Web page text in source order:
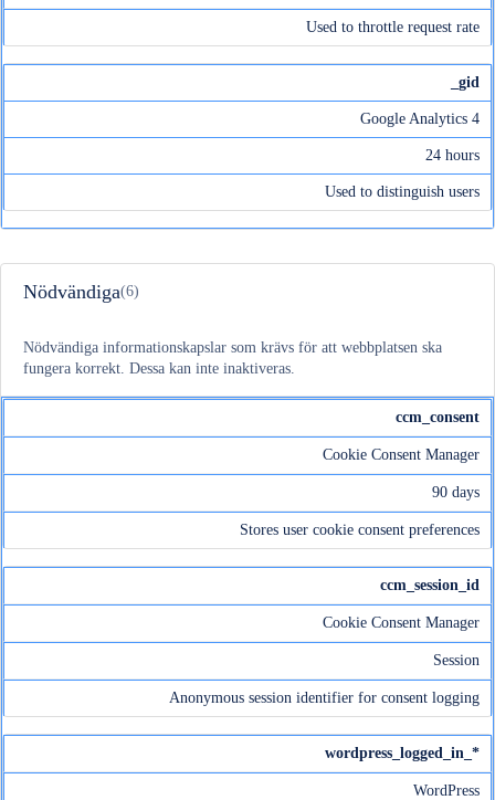
Used to throttle request rate
_gid
Google Analytics 4
24 hours
Used to distinguish users
Nödvändiga(6)
Nödvändiga informationskapslar som krävs för att webbplatsen ska
fungera korrekt. Dessa kan inte inaktiveras.
ccm_consent
Cookie Consent Manager
90 days
Stores user cookie consent preferences
ccm_session_id
Cookie Consent Manager
Session
Anonymous session identifier for consent logging
wordpress_logged_in_*
WordPress